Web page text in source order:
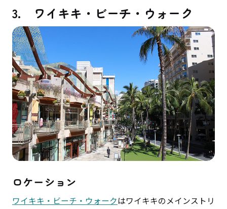
3. ワイキキ・ビーチ・ウォーク
ロケーション
ワイキキ・ビーチ・ウォークはワイキキのメインストリ